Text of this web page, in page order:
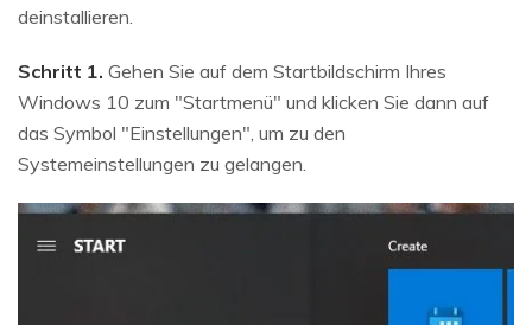
deinstallieren.
Schritt 1. Gehen Sie auf dem Startbildschirm Ihres
Windows 10 zum "Startmenü" und klicken Sie dann auf
das Symbol "Einstellungen", um zu den
Systemeinstellungen zu gelangen.